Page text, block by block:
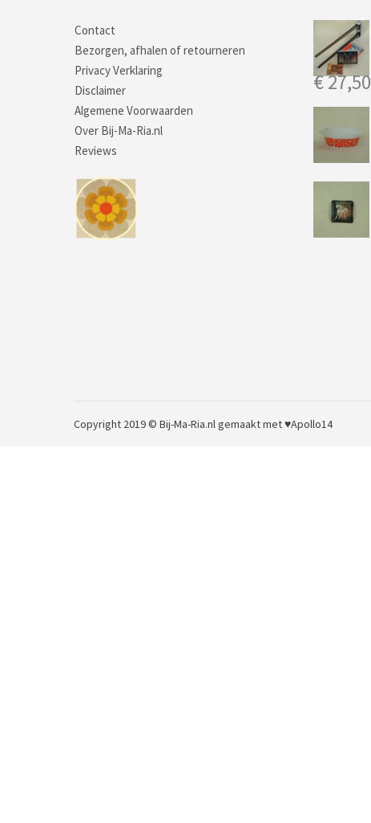
Contact
Bezorgen, afhalen of retourneren
Privacy Verklaring
Disclaimer
Algemene Voorwaarden
Over Bij-Ma-Ria.nl
Reviews
€27,50
Copyright 2019 © Bij-Ma-Ria.nlgemaakt met ♥Apollo14